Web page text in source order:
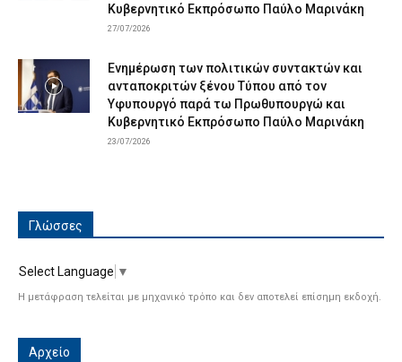
Κυβερνητικό Εκπρόσωπο Παύλο Μαρινάκη
27/07/2026
Ενημέρωση των πολιτικών συντακτών και
ανταποκριτών ξένου Τύπου από τον
Υφυπουργό παρά τω Πρωθυπουργώ και
Κυβερνητικό Εκπρόσωπο Παύλο Μαρινάκη
23/07/2026
Γλώσσες
Select Language ▼
Η μετάφραση τελείται με μηχανικό τρόπο και δεν αποτελεί επίσημη εκδοχή.
Αρχείο